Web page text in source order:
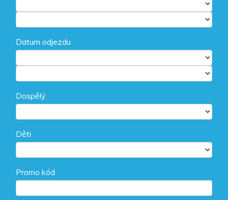
Datum odjezdu
Dospělý
Děti
Promo kód